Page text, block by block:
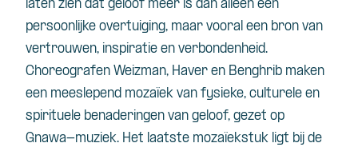
laten zien dat geloof meer is dan alleen een
persoonlijke overtuiging, maar vooral een bron van
vertrouwen, inspiratie en verbondenheid.
Choreografen Weizman, Haver en Benghrib maken
een meeslepend mozaïek van fysieke, culturele en
spirituele benaderingen van geloof, gezet op
Gnawa-muziek. Het laatste mozaïekstuk ligt bij de